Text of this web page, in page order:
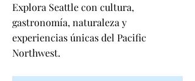
Explora Seattle con cultura,
gastronomía, naturaleza y
experiencias únicas del Pacific
Northwest.